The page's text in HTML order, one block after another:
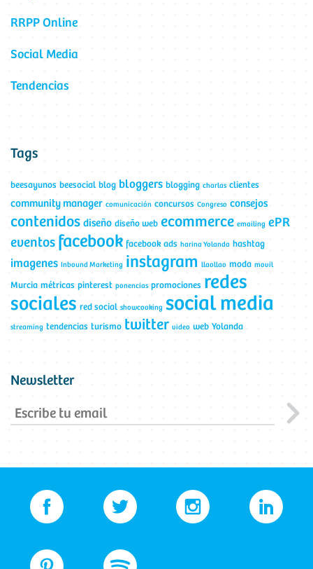
RRPP Online
Social Media
Tendencias
Tags
beesayunos beesocial blog bloggers blogging charlas clientes
community manager comunicación concursos Congreso consejos
contenidos diseño diseño web ecommerce emailing ePR
eventos facebook facebook ads harina Yolanda hashtag
imagenes Inbound Marketing instagram llaollao moda movil
Murcia métricas pinterest ponencias promociones redes
sociales red social showcooking social media
streaming tendencias turismo twitter video web Yolanda
Newsletter